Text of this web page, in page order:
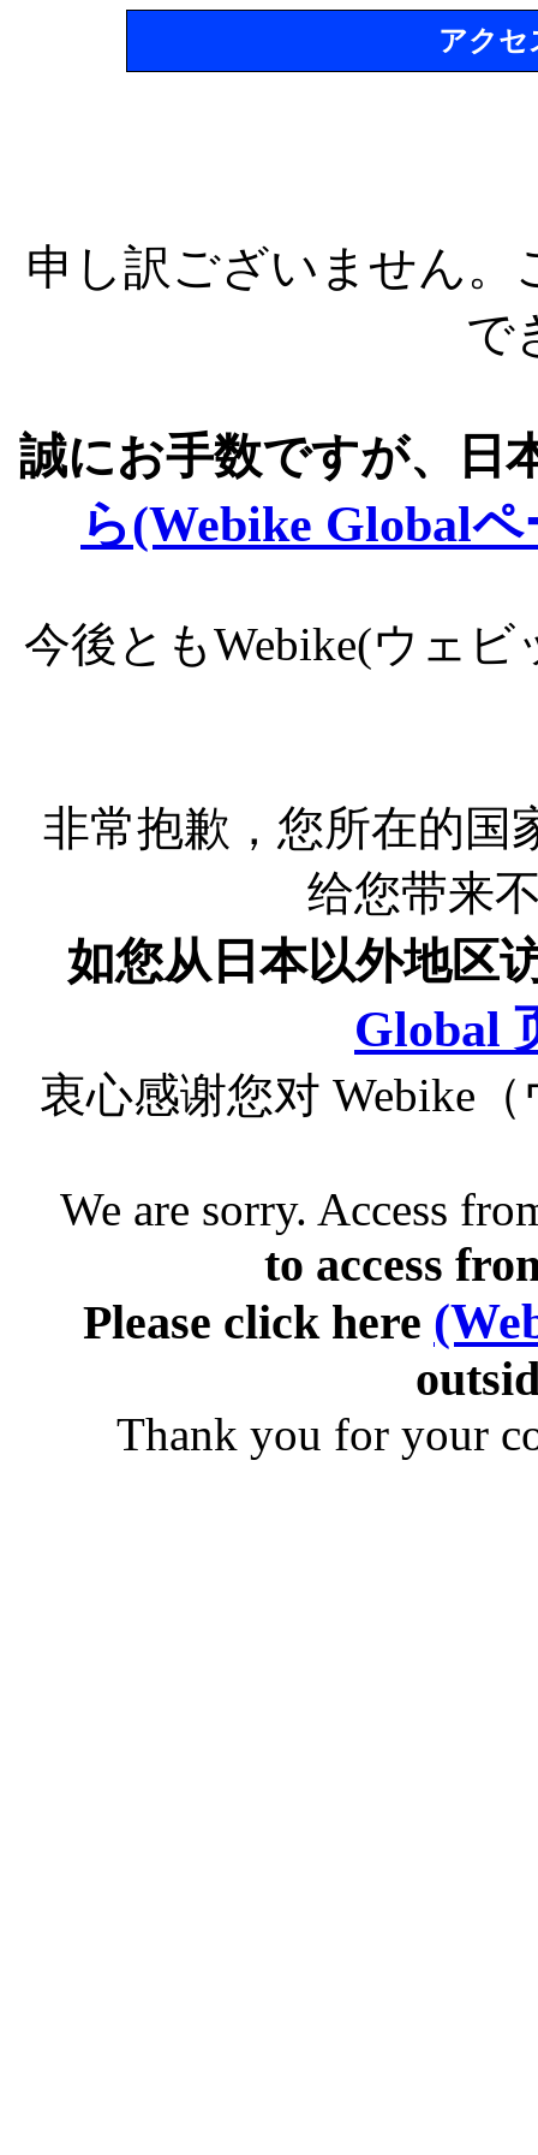
アクセ
申し訳ございません
で
誠にお手数ですが、日
ら(Webike Global
今後ともWebike(ウェ
非常抱歉，您所在的国
给您带来
如您从日本以外地区
Global
衷心感谢您对 Webike
We are sorry. Access
to access
Please click here
Thank you for your